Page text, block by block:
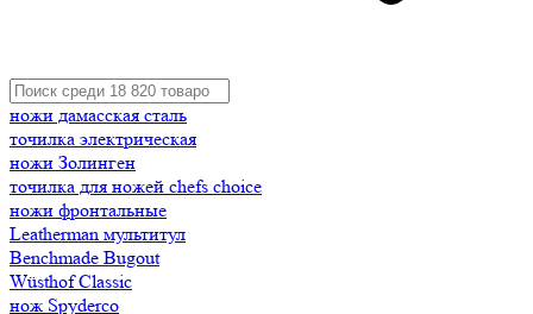
ножи дамасская сталь
точилка электрическая
ножи Золинген
точилка для ножей chefs choice
ножи фронтальные
Leatherman мультитул
Benchmade Bugout
Wüsthof Classic
нож Spyderco